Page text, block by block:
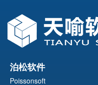
泊松软件
Poissonsoft